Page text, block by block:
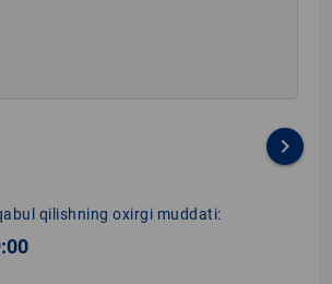
keyboard_arrow_right
qilishning oxirgi muddati: